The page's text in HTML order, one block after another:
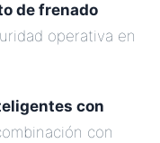
de frenado
operativa en
con
con